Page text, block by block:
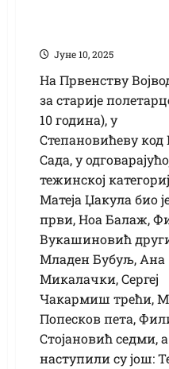
Јуне 10, 2025
На Првенству
за старије
10 година), у
Степановићеву код
Сада, у
тежинској
Матеја Џакула био
први, Ноа Балаж,
Вукашиновић
Младен Бубуљ, Ана
Микалачки, Сергеј
Чакармиш трећи,
Попесков пета,
Стојановић седми, а
наступили су још: